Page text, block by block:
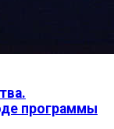
программы